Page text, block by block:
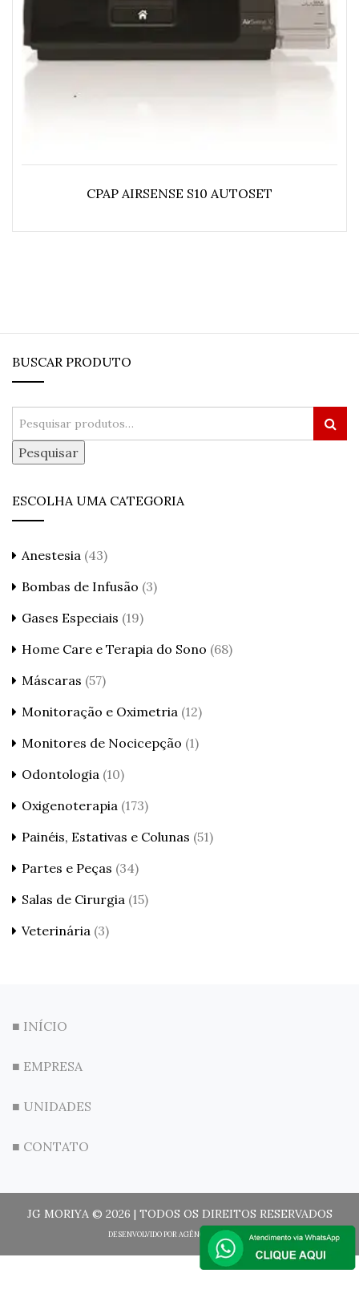
CPAP AIRSENSE S10 AUTOSET
BUSCAR PRODUTO
Pesquisar
ESCOLHA UMA CATEGORIA
Anestesia (43)
Bombas de Infusão (3)
Gases Especiais (19)
Home Care e Terapia do Sono (68)
Máscaras (57)
Monitoração e Oximetria (12)
Monitores de Nocicepção (1)
Odontologia (10)
Oxigenoterapia (173)
Painéis, Estativas e Colunas (51)
Partes e Peças (34)
Salas de Cirurgia (15)
Veterinária (3)
■ INÍCIO
■ EMPRESA
■ UNIDADES
■ CONTATO
JG MORIYA © 2026 | TODOS OS DIREITOS RESERVADOS
DESENVOLVIDO POR AGÊNCIA EASY SOFT